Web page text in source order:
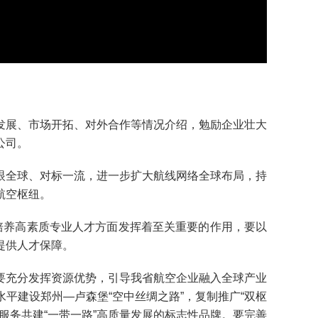
、市场开拓、对外合作等情况介绍，勉励企业壮大
。
球、对标一流，进一步扩大航线网络全球布局，持
枢纽。
素质专业人才方面发挥着至关重要的作用，要以
人才保障。
分发挥资源优势，引导我省航空企业融入全球产业
建设郑州—卢森堡“空中丝绸之路”，复制推广“双枢
共建“一带一路”高质量发展的标志性品牌。要完善